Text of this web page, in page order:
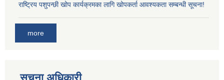
राष्ट्रिय पशुपन्छी खोप कार्यक्रमका लागि खोपकर्ता आवश्यकता सम्बन्धी सूचना!
more